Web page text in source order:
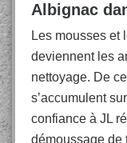
Albignac
Les mousses et
deviennent les
nettoyage. De
s’accumulent
confiance à JL
démoussage de